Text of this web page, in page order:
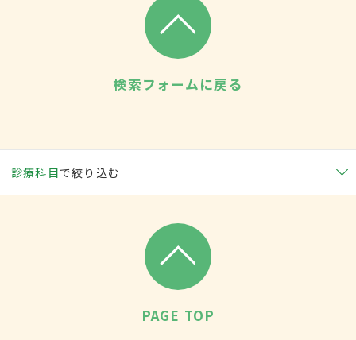
検索フォームに戻る
診療科目で絞り込む
PAGE TOP